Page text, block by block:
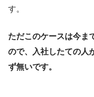
す。
ただこのケースは今ま
ので、入社したての人
ず無いです。